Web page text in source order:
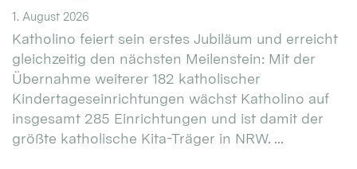
1. August 2026
Katholino feiert sein erstes Jubiläum und erreicht
gleichzeitig den nächsten Meilenstein: Mit der
Übernahme weiterer 182 katholischer
Kindertageseinrichtungen wächst Katholino auf
insgesamt 285 Einrichtungen und ist damit der
größte katholische Kita-Träger in NRW. ...